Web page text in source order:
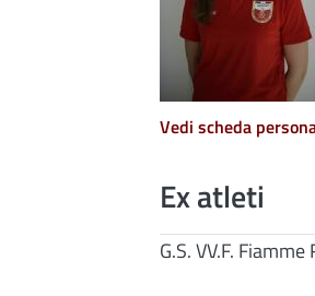
Vedi scheda
Ex atleti
G.S. VV.F. Fiamme